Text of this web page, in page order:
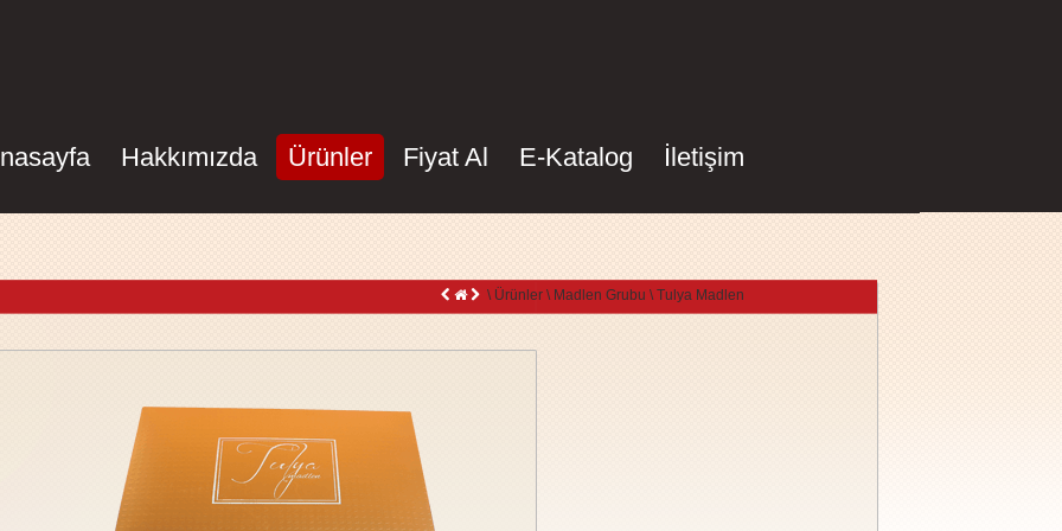
\ Ürünler \ Madlen Grubu \ Tulya Madlen
Hakkımızda Ürünler Fiyat Al E-Katalog İletişim